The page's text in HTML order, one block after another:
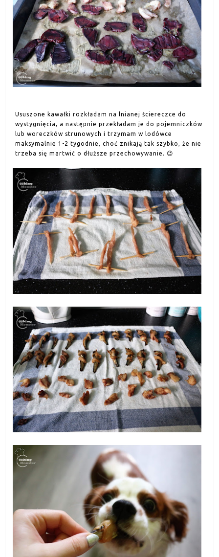
Ususzone kawałki rozkładam na lnianej ściereczce do
wystygnięcia, a następnie przekładam je do pojemniczków
lub woreczków strunowych i trzymam w lodówce
maksymalnie 1-2 tygodnie, choć znikają tak szybko, że nie
trzeba się martwić o dłuższe przechowywanie. 😉